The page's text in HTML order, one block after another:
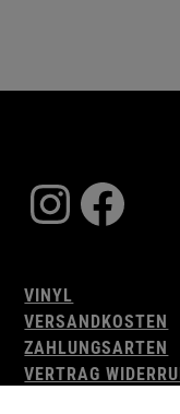
VINYL
VERSANDKOSTEN
ZAHLUNGSARTEN
VERTRAG